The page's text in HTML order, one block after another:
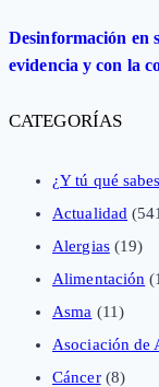
Desinformación en
evidencia y con la
CATEGORÍAS
¿Y tú qué
Actualidad
Alergias(19)
Alimentación
Asma (11)
Asociación de
Cáncer(8)